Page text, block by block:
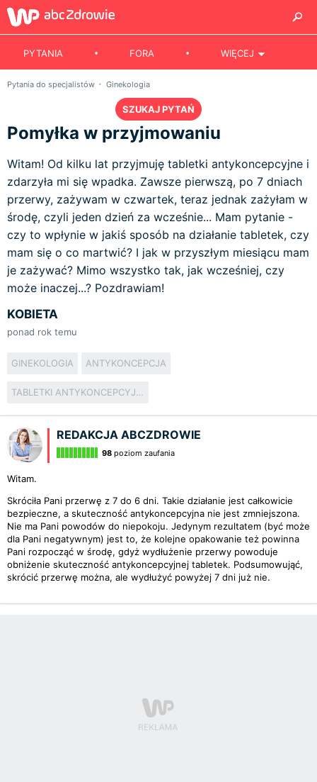
PYTANIA FORA WIĘCEJ
Pytania do specjalistów Ginekologia
SZUKAJ PYTAŃ
Pomyłka w przyjmowaniu
Witam! Od kilku lat przyjmuję tabletki antykoncepcyjne i
zdarzyła mi się wpadka. Zawsze pierwszą, po 7 dniach
przerwy, zażywam w czwartek, teraz jednak zażyłam w
środę, czyli jeden dzień za wcześnie... Mam pytanie -
czy to wpłynie w jakiś sposób na działanie tabletek, czy
mam się o co martwić? I jak w przyszłym miesiącu mam
je zażywać? Mimo wszystko tak, jak wcześniej, czy
może inaczej...? Pozdrawiam!
KOBIETA
ponad rok temu
GINEKOLOGIA ANTYKONCEPCJA
TABLETKI ANTYKONCEPCYJNE
REDAKCJA ABCZDROWIE
98 poziom zaufania
Witam.
Skróciła Pani przerwę z 7 do 6 dni. Takie działanie jest całkowicie
bezpieczne, a skuteczność antykoncepcyjna nie jest zmniejszona.
Nie ma Pani powodów do niepokoju. Jedynym rezultatem (być może
dla Pani negatywnym) jest to, że kolejne opakowanie też powinna
Pani rozpocząć w środę, gdyż wydłużenie przerwy powoduje
obniżenie skuteczność antykoncepcyjnej tabletek. Podsumowująć,
skrócić przerwę można, ale wydłużyć powyżej 7 dni już nie.